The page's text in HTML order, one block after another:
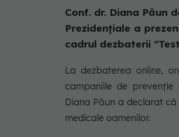
Conf. dr. Diana Păun
Prezidențiale a
cadrul dezbaterii
La dezbaterea online,
campaniile de
Diana Păun a declarat
medicale oamenilor.